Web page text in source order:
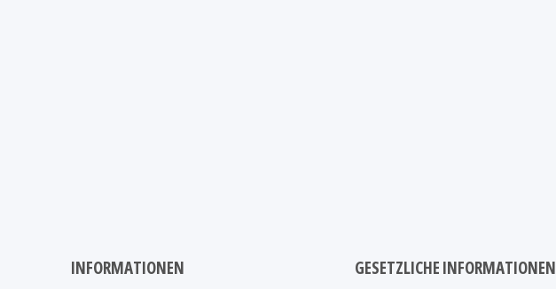
INFORMATIONEN GESETZLICHE INFORMATIONEN